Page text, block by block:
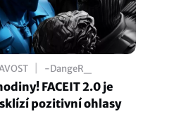
-DangeR_
FACEIT 2.0 je
pozitivní ohlasy